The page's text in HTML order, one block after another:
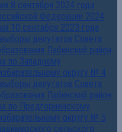
8 сентября 2024 года
Федерации 2024
10 сентября 2023 года
депутатов Совета
Лабинский район
по Западному
округу № 4
депутатов Совета
Лабинский район
по Предгорненскому
округу № 5
сельского